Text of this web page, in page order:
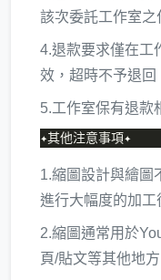
該次委託工作室之
4.退款要求僅在工
效，超時不予退回
5.工作室保有退款
1.縮圖設計與繪圖
進行大幅度的加工
2.縮圖通常用於
頁/貼文等其他地方